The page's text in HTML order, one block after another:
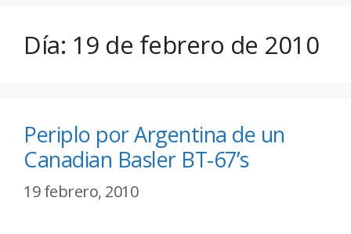
Día: 19 de febrero de 2010
Periplo por Argentina de un
Canadian Basler BT-67’s
19 febrero, 2010